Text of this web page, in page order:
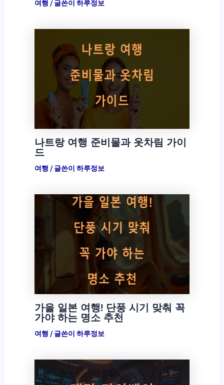
여행 / 글쓴이 하루정보
나트랑 여행 준비물과 옷차림 가이
드
여행 / 글쓴이 하루정보
가을 일본 여행! 단풍 시기 맞춰 꼭
가야 하는 명소 추천
여행 / 글쓴이 하루정보